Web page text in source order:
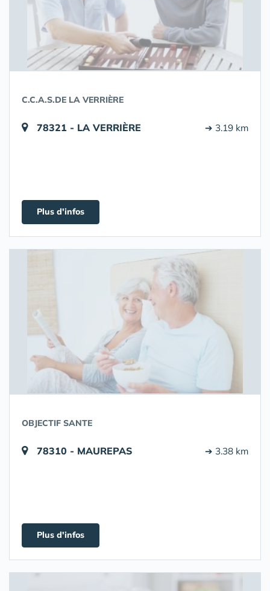
C.C.A.S.DE LA VERRIÈRE
78321 - LA VERRIÈRE ➔ 3.19 km
Plus d'infos
OBJECTIF SANTE
78310 - MAUREPAS ➔ 3.38 km
Plus d'infos